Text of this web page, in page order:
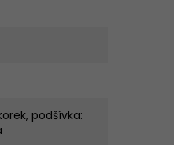
podšívka: